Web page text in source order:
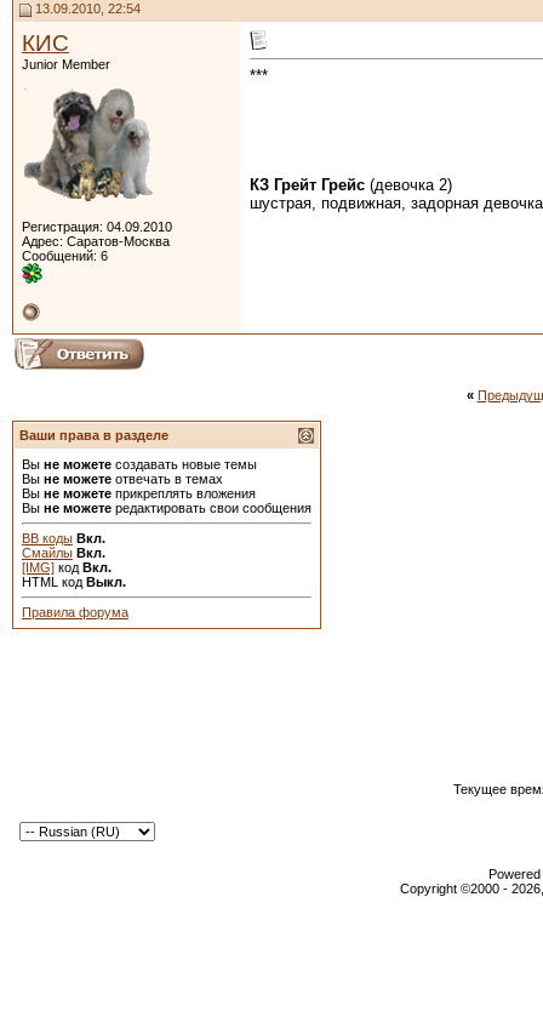
13.09.2010, 22:54
КИС
Junior Member
Регистрация: 04.09.2010
Адрес: Саратов-Москва
Сообщений: 6
***
КЗ Грейт Грейс (девочка 2)
шустрая, подвижная, задорная
«
Ваши права в разделе
Вы не можете создавать новые темы
Вы не можете отвечать в темах
Вы не можете прикреплять вложения
Вы не можете редактировать свои сообщения
BB коды Вкл.
Смайлы Вкл.
[IMG] код Вкл.
HTML код Выкл.
Правила форума
Текущее
Copyright ©2000 -